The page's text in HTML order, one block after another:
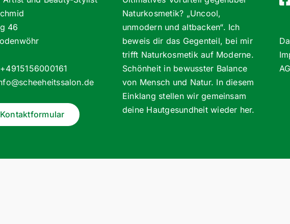
46
Naturkosmetik? „Uncool,
unmodern und altbacken“. Ich
beweis dir das Gegenteil, bei mir
trifft Naturkosmetik auf Moderne.
Schönheit in bewusster Balance
von Mensch und Natur. In diesem
Einklang stellen wir gemeinsam
deine Hautgesundheit wieder her.